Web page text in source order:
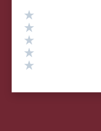
Valutazione